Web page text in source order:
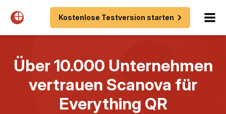
Kostenlose Testversion starten
Über 10.000 Unternehmen
vertrauen Scanova für
Everything QR